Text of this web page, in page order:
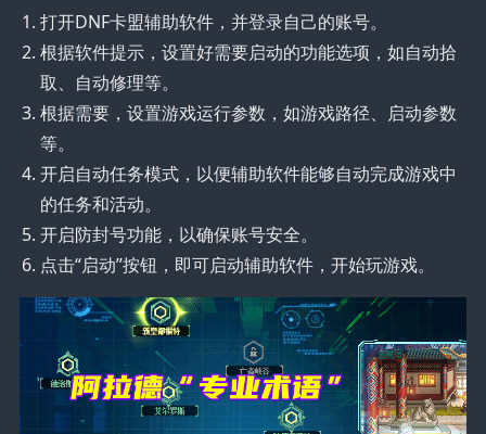
打开DNF卡盟辅助软件，并登录自己的账号。
根据软件提示，设置好需要启动的功能选项，如自动拾
取、自动修理等。
根据需要，设置游戏运行参数，如游戏路径、启动参数
等。
开启自动任务模式，以便辅助软件能够自动完成游戏中
的任务和活动。
开启防封号功能，以确保账号安全。
点击“启动”按钮，即可启动辅助软件，开始玩游戏。